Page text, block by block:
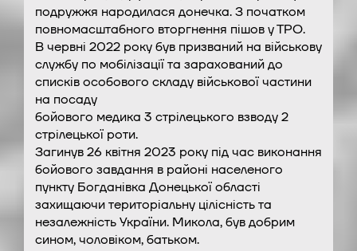
подружжя народилася донечка. З початком
повномасштабного вторгнення пішов у ТРО.
В червні 2022 року був призваний на військову
службу по мобілізації та зарахований до
списків особового складу військової частини
на посаду
бойового медика 3 стрілецького взводу 2
стрілецької роти.
Загинув 26 квітня 2023 року під час виконання
бойового завдання в районі населеного
пункту Богданівка Донецької області
захищаючи територіальну цілісність та
незалежність України. Микола, був добрим
сином, чоловіком, батьком.